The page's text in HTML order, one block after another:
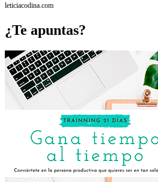
leticiacodina.com
¿Te apuntas?